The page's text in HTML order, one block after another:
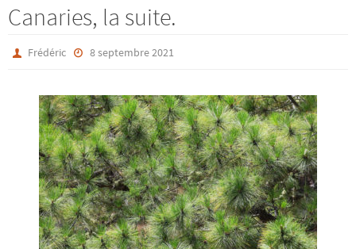
Canaries, la suite.
Frédéric 8 septembre 2021